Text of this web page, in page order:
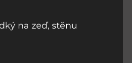
na zeď, stěnu